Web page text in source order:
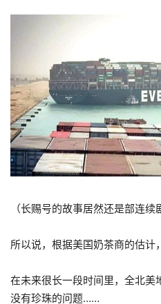
（长赐号的故事居然还是部连续
所以说，根据美国奶茶商的估计，
在未来很长一段时间里，全北美
没有珍珠的问题……